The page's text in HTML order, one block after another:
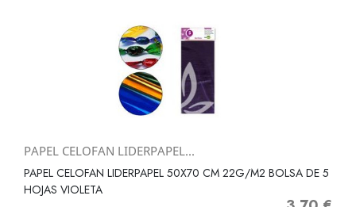
PAPEL CELOFAN LIDERPAPEL...
PAPEL CELOFAN LIDERPAPEL 50X70 CM 22G/M2 BOLSA DE 5
HOJAS VIOLETA